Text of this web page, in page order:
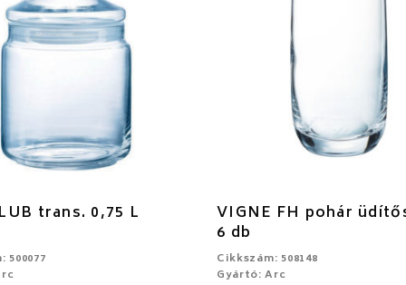
trans. 0,75 L
500077
VIGNE FH pohár
6 db
Cikkszám: 508148
Gyártó: Arc